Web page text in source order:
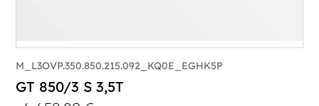
M_L3OVP.350.850.215.092_KQ0E_EGHK5P
GT 850/3 S 3,5T